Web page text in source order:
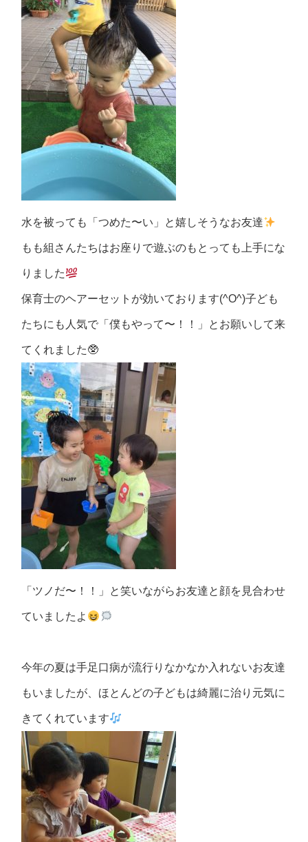
水を被っても「つめた〜い」と嬉しそうなお友達
もも組さんたちはお座りで遊ぶのもとっても上手にな
りました
保育士のヘアーセットが効いております(^O^)子ども
たちにも人気で「僕もやって〜！！」とお願いして来
てくれました🥸
「ツノだ〜！！」と笑いながらお友達と顔を見合わせ
ていましたよ
今年の夏は手足口病が流行りなかなか入れないお友達
もいましたが、ほとんどの子どもは綺麗に治り元気に
きてくれています